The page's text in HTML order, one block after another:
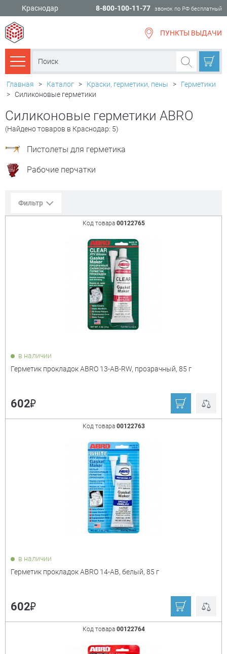
Краснодар 8-800-100-11-77 звонок по РФ бесплатный
ПУНКТЫ ВЫДАЧИ
Каталог товаров
Главная > Каталог > Краски, герметики, пены >
Герметики
>
Силиконовые герметики
Силиконовые герметики ABRO
(Найдено товаров в Краснодар: 5)
Пистолеты для герметика
Рабочие перчатки
Фильтр
Показать только
Новбытхим
xP
Зубр
коричневый красный
серый
Код товара 00122765
в наличии
Герметик прокладок ABRO 13-AB-RW, прозрачный, 85 г
602₽
Код товара 00122763
в наличии
Герметик прокладок ABRO 14-АВ, белый, 85 г
602₽
Код товара 00122764